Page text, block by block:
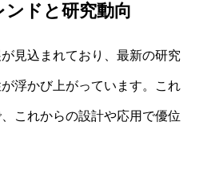
ドと研究動向
見込まれており、最新の研究
浮かび上がっています。これ
これからの設計や応用で優位